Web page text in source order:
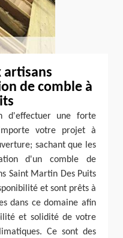
artisans
de comble à
d'effectuer une forte
votre projet à
sachant que les
d'un comble de
Saint Martin Des Puits
et sont prêts à
dans ce domaine afin
et solidité de votre
Ce sont des